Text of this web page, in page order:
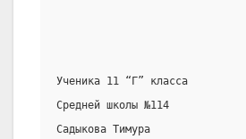
Ученика 11 “Г” класса
Средней школы №114
Садыкова Тимура